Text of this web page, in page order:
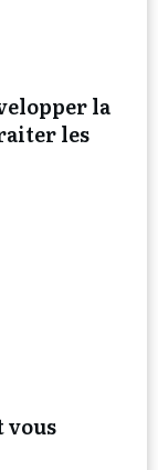
la
les
vous